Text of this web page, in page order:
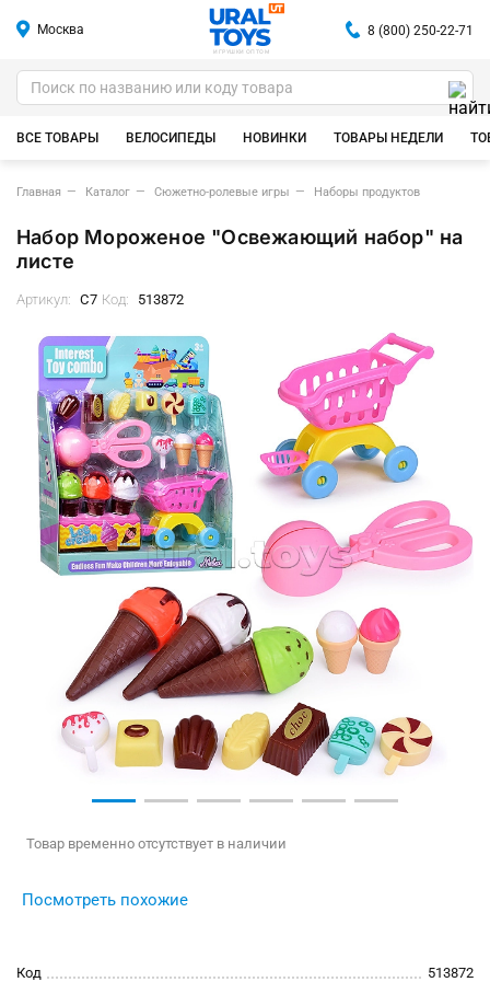
Москва
ИГРУШКИ ОПТОМ
8 (800) 250-22-71
ВСЕ ТОВАРЫ ВЕЛОСИПЕДЫ НОВИНКИ ТОВАРЫ НЕДЕЛИ
Главная Каталог Сюжетно-ролевые игры Наборы продуктов
Набор Мороженое "Освежающий набор" на
листе
Артикул: C7 Код: 513872
Товар временно отсутствует в наличии
Посмотреть похожие
Код
513872